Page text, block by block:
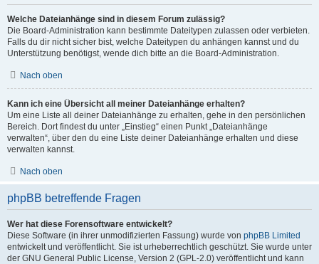
Welche Dateianhänge sind in diesem Forum zulässig?
Die Board-Administration kann bestimmte Dateitypen zulassen oder verbieten.
Falls du dir nicht sicher bist, welche Dateitypen du anhängen kannst und du
Unterstützung benötigst, wende dich bitte an die Board-Administration.
Nach oben
Kann ich eine Übersicht all meiner Dateianhänge erhalten?
Um eine Liste all deiner Dateianhänge zu erhalten, gehe in den persönlichen
Bereich. Dort findest du unter „Einstieg“ einen Punkt „Dateianhänge
verwalten“, über den du eine Liste deiner Dateianhänge erhalten und diese
verwalten kannst.
Nach oben
phpBB betreffende Fragen
Wer hat diese Forensoftware entwickelt?
Diese Software (in ihrer unmodifizierten Fassung) wurde von phpBB Limited
entwickelt und veröffentlicht. Sie ist urheberrechtlich geschützt. Sie wurde unter
der GNU General Public License, Version 2 (GPL-2.0) veröffentlicht und kann